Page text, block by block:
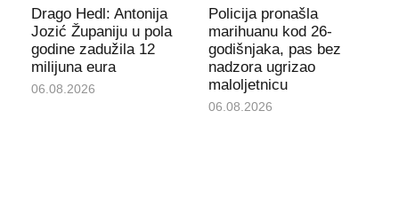
Drago Hedl: Antonija
Jozić Županiju u pola
godine zadužila 12
milijuna eura
06.08.2026
Policija pronašla
marihuanu kod 26-
godišnjaka, pas bez
nadzora ugrizao
maloljetnicu
06.08.2026